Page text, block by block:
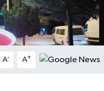
A- A+